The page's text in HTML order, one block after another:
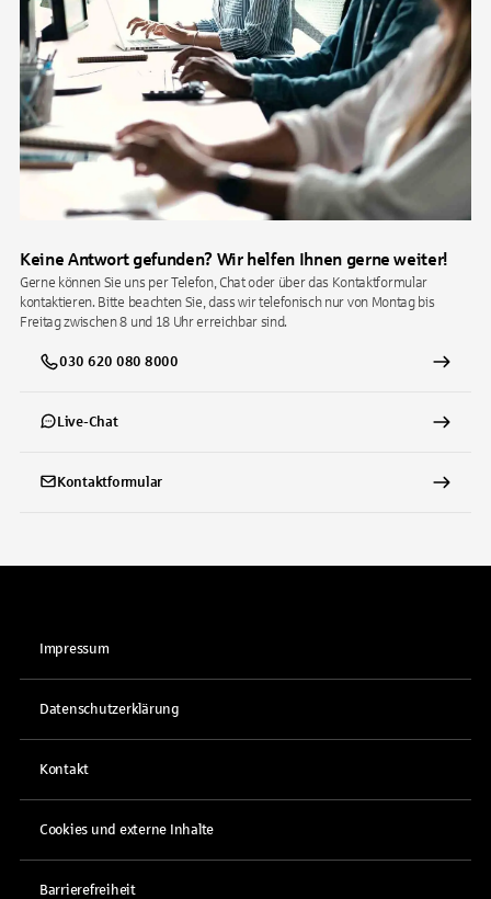
Keine Antwort gefunden? Wir helfen Ihnen gerne weiter!
Gerne können Sie uns per Telefon, Chat oder über das Kontaktformular
kontaktieren. Bitte beachten Sie, dass wir telefonisch nur von Montag bis
Freitag zwischen 8 und 18 Uhr erreichbar sind.
030 620 080 8000
Live-Chat
Kontaktformular
Impressum
Datenschutzerklärung
Kontakt
Cookies und externe Inhalte
Barrierefreiheit